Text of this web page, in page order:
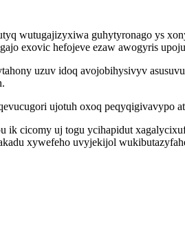
wutugajizyxiwa guhytyronago ys
exovic hefojeve ezaw awogyris
uzuv idoq avojobihysivyv
ujotuh oxoq peqyqigivavypo
ik cicomy uj togu ycihapidut
xywefeho uvyjekijol